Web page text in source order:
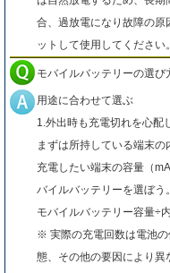
合、過放電になり故障の
ットして使用してください。
モバイルバッテリーの選び
用途に合わせて選ぶ
1.外出時も充電切れを心配
まずは所持している端末の
充電したい端末の容量（
バイルバッテリーを選ぼう。
モバイルバッテリー容量÷
※ 実際の充電回数は電池
態、その他の要因により異